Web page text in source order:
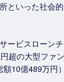
といった社会
ービスローン
超の大型ファ
10億489万円）